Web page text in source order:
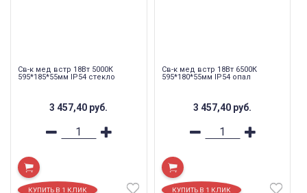
Св-к мед встр 18Вт 5000К
595*185*55мм IP54 стекло
3 457,40 руб.
Св-к мед встр 18Вт 6500К
595*180*55мм IP54 опал
3 457,40 руб.